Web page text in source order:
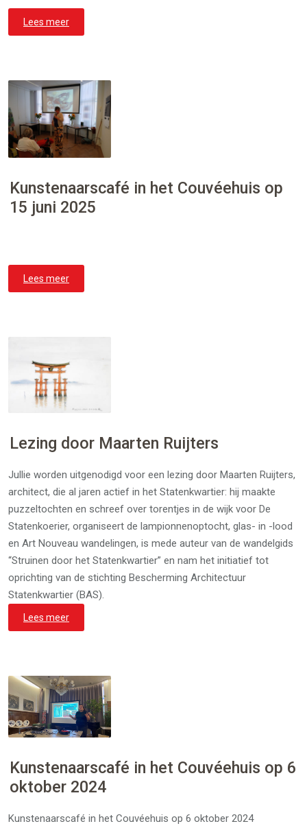
Lees meer
Kunstenaarscafé in het Couvéehuis op
15 juni 2025
Lees meer
Lezing door Maarten Ruijters
Jullie worden uitgenodigd voor een lezing door Maarten Ruijters,
architect, die al jaren actief in het Statenkwartier: hij maakte
puzzeltochten en schreef over torentjes in de wijk voor De
Statenkoerier, organiseert de lampionnenoptocht, glas- in -lood
en Art Nouveau wandelingen, is mede auteur van de wandelgids
“Struinen door het Statenkwartier” en nam het initiatief tot
oprichting van de stichting Bescherming Architectuur
Statenkwartier (BAS).
Lees meer
Kunstenaarscafé in het Couvéehuis op 6
oktober 2024
Kunstenaarscafé in het Couvéehuis op 6 oktober 2024